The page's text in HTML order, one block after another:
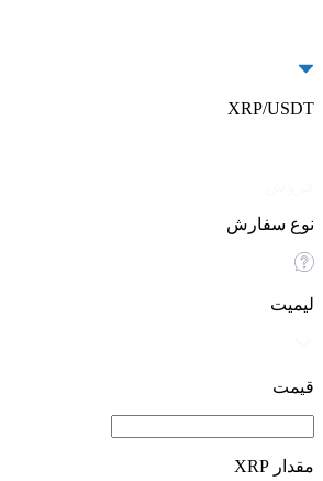
XRP/USDT
نوع سفارش
لیمیت
قیمت
مقدار XRP